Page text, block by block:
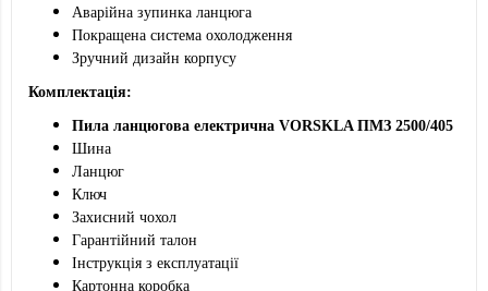
Аварійна зупинка ланцюга
Покращена система охолодження
Зручний дизайн корпусу
Комплектація:
Пила ланцюгова електрична VORSKLA ПМЗ 2500/405
Шина
Ланцюг
Ключ
Захисний чохол
Гарантійний талон
Інструкція з експлуатації
Картонна коробка